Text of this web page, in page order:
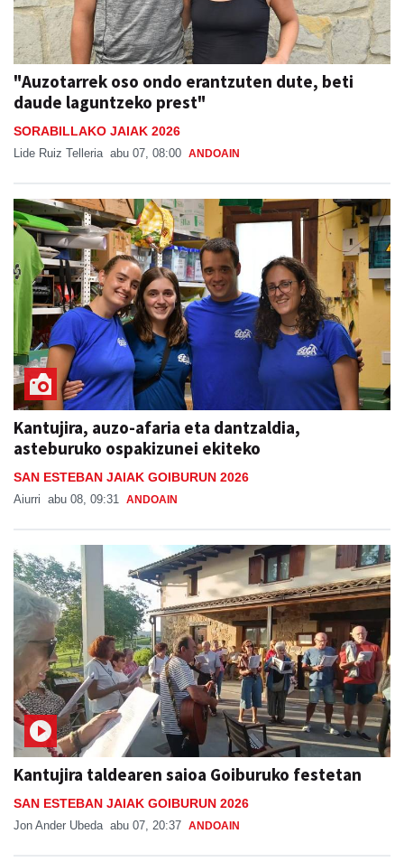
"Auzotarrek oso ondo erantzuten dute, beti
daude laguntzeko prest"
SORABILLAKO JAIAK 2026
Lide Ruiz Telleria abu 07, 08:00 ANDOAIN
Kantujira, auzo-afaria eta dantzaldia,
asteburuko ospakizunei ekiteko
SAN ESTEBAN JAIAK GOIBURUN 2026
Aiurri abu 08, 09:31 ANDOAIN
Kantujira taldearen saioa Goiburuko festetan
SAN ESTEBAN JAIAK GOIBURUN 2026
Jon Ander Ubeda abu 07, 20:37 ANDOAIN